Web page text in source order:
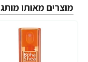
מוצרים מאותו מותג